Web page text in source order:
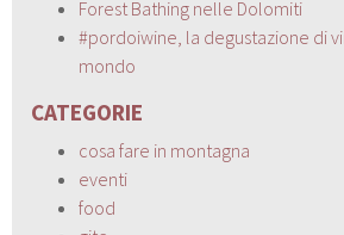
Forest Bathing nelle Dolomiti
#pordoiwine, la degustazione di
mondo
CATEGORIE
cosa fare in montagna
eventi
food